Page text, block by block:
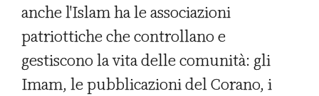
anche l'Islam ha le associazioni
patriottiche che controllano e
gestiscono la vita delle comunità: gli
Imam, le pubblicazioni del Corano, i